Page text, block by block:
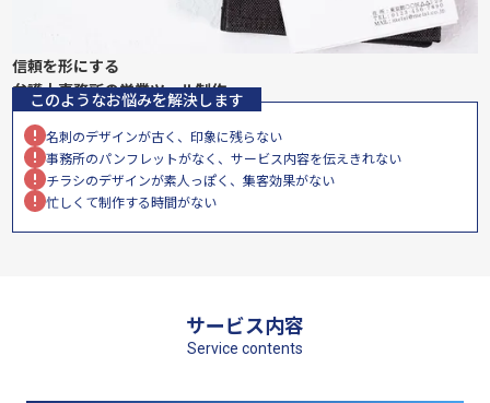
信頼を形にする
弁護士事務所の営業ツール制作
名刺のデザインが古く、印象に残らない
事務所のパンフレットがなく、サービス内容を伝えきれない
チラシのデザインが素人っぽく、集客効果がない
忙しくて制作する時間がない
このようなお悩みを解決します
サービス内容
Service contents